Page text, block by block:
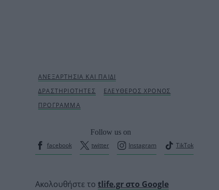
Follow us on
facebook
twitter Instagram TikTok
Ακολουθήστε το tlife.gr στο Google